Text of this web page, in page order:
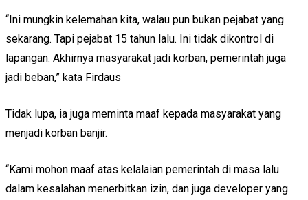
“Ini mungkin kelemahan kita, walau pun bukan pejabat yang
sekarang. Tapi pejabat 15 tahun lalu. Ini tidak dikontrol di
lapangan. Akhirnya masyarakat jadi korban, pemerintah juga
jadi beban,” kata Firdaus
Tidak lupa, ia juga meminta maaf kepada masyarakat yang
menjadi korban banjir.
“Kami mohon maaf atas kelalaian pemerintah di masa lalu
dalam kesalahan menerbitkan izin, dan juga developer yang